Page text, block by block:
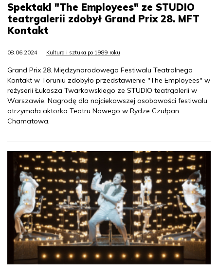
Spektakl "The Employees" ze STUDIO
teatrgalerii zdobył Grand Prix 28. MFT
Kontakt
08.06.2024 Kultura i sztuka po 1989 roku
Grand Prix 28. Międzynarodowego Festiwalu Teatralnego
Kontakt w Toruniu zdobyło przedstawienie "The Employees" w
reżyserii Łukasza Twarkowskiego ze STUDIO teatrgalerii w
Warszawie. Nagrodę dla najciekawszej osobowości festiwalu
otrzymała aktorka Teatru Nowego w Rydze Czułpan
Chamatowa.